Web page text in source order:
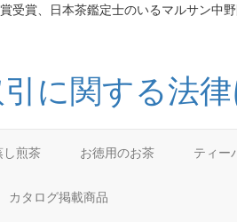
賞、日本茶鑑定士のいるマルサン中
し煎茶 お徳用のお茶 ティー
カタログ掲載商品